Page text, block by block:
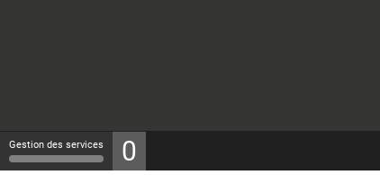
Gestion des services 0